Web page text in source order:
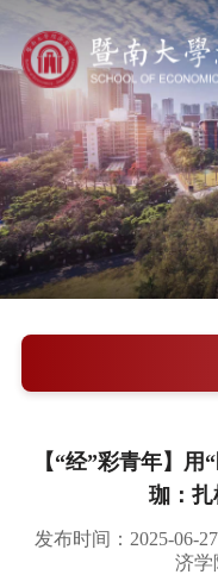
学院概况
新闻中心
师资队伍
科学研究
教学培养
学院党建
校友服务
【“经”彩青年】
珈：
发布时间：2025-06-27
济学